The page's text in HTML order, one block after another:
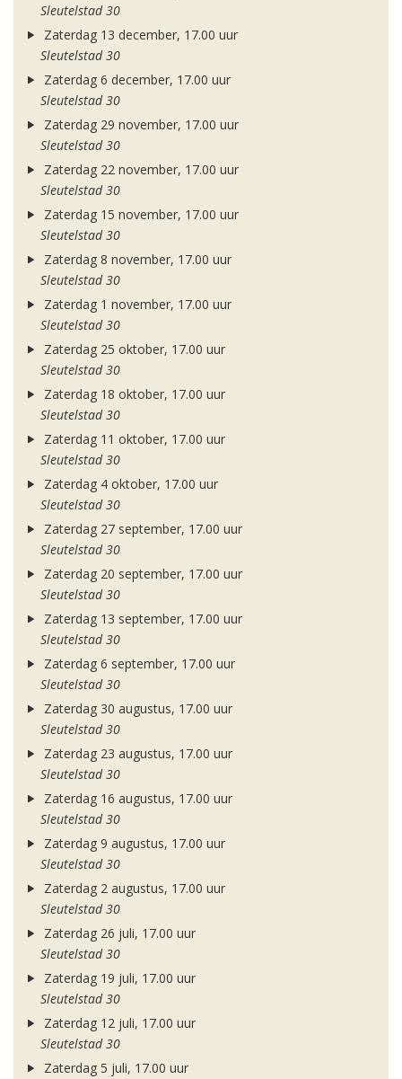
Sleutelstad 30
Zaterdag 13 december, 17.00 uur
Sleutelstad 30
Zaterdag 6 december, 17.00 uur
Sleutelstad 30
Zaterdag 29 november, 17.00 uur
Sleutelstad 30
Zaterdag 22 november, 17.00 uur
Sleutelstad 30
Zaterdag 15 november, 17.00 uur
Sleutelstad 30
Zaterdag 8 november, 17.00 uur
Sleutelstad 30
Zaterdag 1 november, 17.00 uur
Sleutelstad 30
Zaterdag 25 oktober, 17.00 uur
Sleutelstad 30
Zaterdag 18 oktober, 17.00 uur
Sleutelstad 30
Zaterdag 11 oktober, 17.00 uur
Sleutelstad 30
Zaterdag 4 oktober, 17.00 uur
Sleutelstad 30
Zaterdag 27 september, 17.00 uur
Sleutelstad 30
Zaterdag 20 september, 17.00 uur
Sleutelstad 30
Zaterdag 13 september, 17.00 uur
Sleutelstad 30
Zaterdag 6 september, 17.00 uur
Sleutelstad 30
Zaterdag 30 augustus, 17.00 uur
Sleutelstad 30
Zaterdag 23 augustus, 17.00 uur
Sleutelstad 30
Zaterdag 16 augustus, 17.00 uur
Sleutelstad 30
Zaterdag 9 augustus, 17.00 uur
Sleutelstad 30
Zaterdag 2 augustus, 17.00 uur
Sleutelstad 30
Zaterdag 26 juli, 17.00 uur
Sleutelstad 30
Zaterdag 19 juli, 17.00 uur
Sleutelstad 30
Zaterdag 12 juli, 17.00 uur
Sleutelstad 30
Zaterdag 5 juli, 17.00 uur